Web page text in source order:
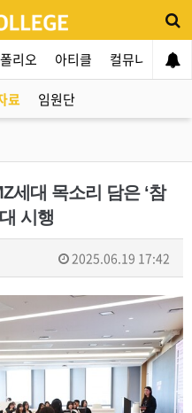
리오 아티클 컬뮤니티
료 임원단
세대 목소리 담은 ‘참
시행
2025.06.19 17:42